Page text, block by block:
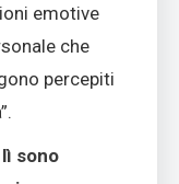
emotive
che
percepiti
sono